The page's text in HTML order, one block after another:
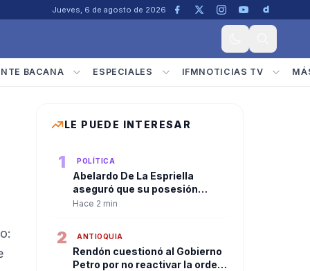
Jueves, 6 de agosto de 2026
BACANA ESPECIALES IFMNOTICIAS TV
LE PUEDE INTERESAR
1 POLÍTICA
Abelardo De La Espriella
aseguró que su posesión
marcará el inicio de la
Hace 2 min
2 ANTIOQUIA
Rendón cuestionó al Gobierno
Petro por no reactivar la orden